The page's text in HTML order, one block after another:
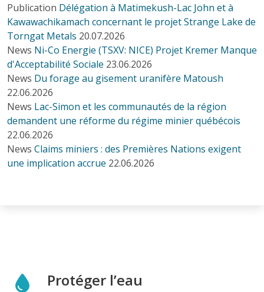
Publication Délégation à Matimekush-Lac John et à
Kawawachikamach concernant le projet Strange Lake de
Torngat Metals 20.07.2026
News Ni-Co Energie (TSXV: NICE) Projet Kremer Manque
d'Acceptabilité Sociale 23.06.2026
News Du forage au gisement uranifère Matoush
22.06.2026
News Lac-Simon et les communautés de la région
demandent une réforme du régime minier québécois
22.06.2026
News Claims miniers : des Premières Nations exigent
une implication accrue 22.06.2026
Protéger l’eau